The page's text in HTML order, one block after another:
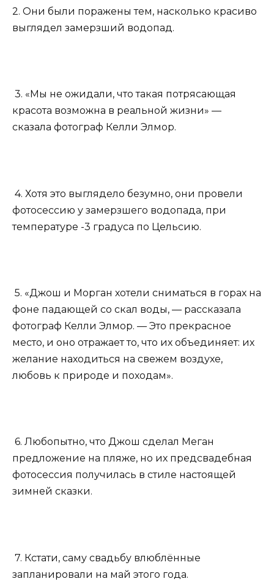
2. Они были поражены тем, насколько красиво
выглядел замерзший водопад.
3. «Мы не ожидали, что такая потрясающая
красота возможна в реальной жизни» —
сказала фотограф Келли Элмор.
4. Хотя это выглядело безумно, они провели
фотосессию у замерзшего водопада, при
температуре -3 градуса по Цельсию.
5. «Джош и Морган хотели сниматься в горах на
фоне падающей со скал воды, — рассказала
фотограф Келли Элмор. — Это прекрасное
место, и оно отражает то, что их объединяет: их
желание находиться на свежем воздухе,
любовь к природе и походам».
6. Любопытно, что Джош сделал Меган
предложение на пляже, но их предсвадебная
фотосессия получилась в стиле настоящей
зимней сказки.
7. Кстати, саму свадьбу влюблённые
запланировали на май этого года.